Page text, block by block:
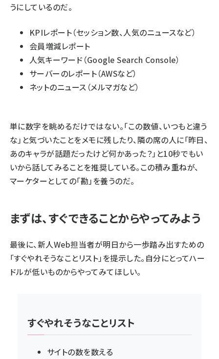
うにしているのだ。
KPIレポート（セッション数、人気のニュースなど）
会員増減レポート
人気キーワード（Google Search Console）
サーバーのレポート（AWSなど）
ネットのニュース（メルマガなど）
単に数字を眺めるだけではない。「この数値、いつもと違う
な」と気づいたことをメモに残したり、隣の席の人に「昨日、
あのキャラが話題だったけど何かあった？」と10秒でもい
いから話してみることを推奨している。この積み重ねが、
マーケターとしての「勘」を養うのだ。
まずは、すぐできることからやってみよう
最後に、新人Web担当者が明日から一歩踏み出すための
「すぐやれそうなことリスト」を提示した。自分にとってハー
ドルが低いものからやってみてほしい。
すぐやれそうなことリスト
サイトの数を数える